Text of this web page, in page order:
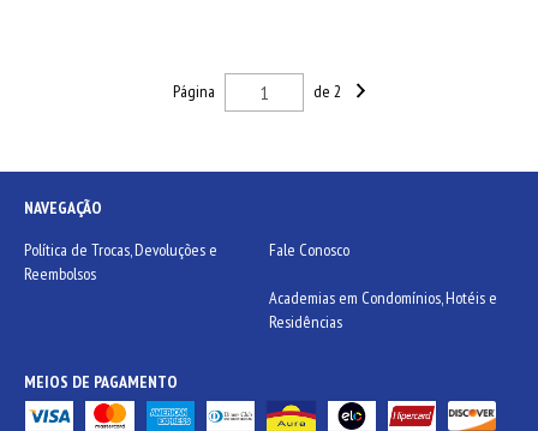
Página de 2
NAVEGAÇÃO
Política de Trocas, Devoluções e
Reembolsos
Fale Conosco
Academias em Condomínios, Hotéis e
Residências
MEIOS DE PAGAMENTO